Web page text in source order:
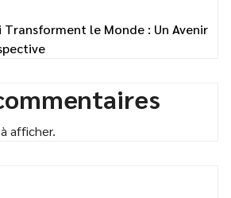
le Monde : Un Avenir
afficher.